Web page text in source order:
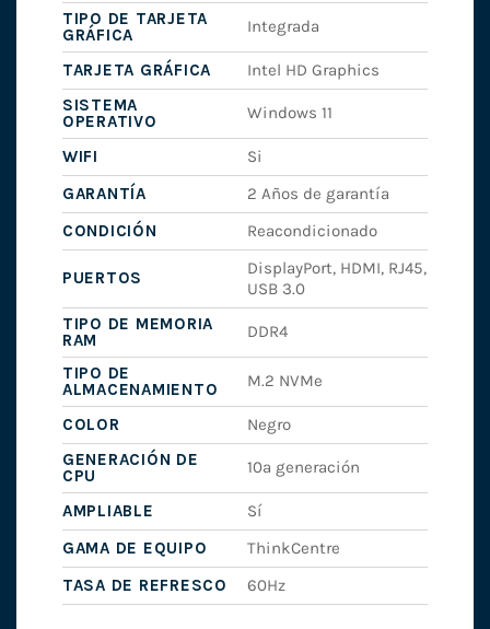
TIPO DE TARJETA
GRÁFICA
Integrada
TARJETA GRÁFICA
Intel HD Graphics
SISTEMA
OPERATIVO
Windows 11
WIFI
Si
GARANTÍA
2 Años de garantía
CONDICIÓN
Reacondicionado
PUERTOS
DisplayPort, HDMI, RJ45,
USB 3.0
TIPO DE MEMORIA
RAM
DDR4
TIPO DE
ALMACENAMIENTO
M.2 NVMe
COLOR
Negro
GENERACIÓN DE
CPU
10ª generación
AMPLIABLE
Sí
GAMA DE EQUIPO
ThinkCentre
TASA DE REFRESCO
60Hz